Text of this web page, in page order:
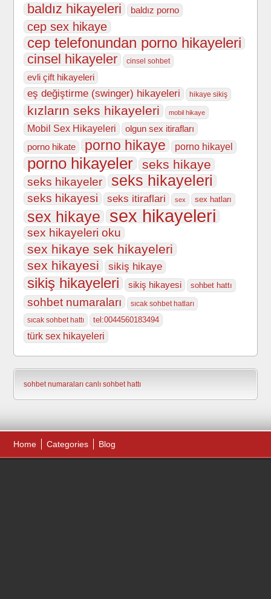
baldız hikayeleri baldız porno
cep sex hikaye
cep telefonundan porno hikayeleri
cinsel hikayeler cinsel sohbet
evli çift hikayeleri
eş değiştirme (swinger) hikayeleri hikaye sikiş
kızların seks hikayeleri mobil hikaye
Mobil Sex Hikayeleri
olgun sex itirafları
porno hikate
porno hikaye porno hikayel
porno hikayeler seks hikaye
seks hikayeler seks hikayeleri
seks hikayesi seks itiraflari sex sex hatları
sex hikaye sex hikayeleri
sex hikayeleri oku
sex hikaye sek hikayeleri
sex hikayesi
sikiş hikaye
sikiş hikayeleri sikiş hikayesi sohbet hattı
sohbet numaraları
sıcak sohbet hatları
sıcak sohbet hattı
tel:0044560183494
türk sex hikayeleri
sohbet numaraları canlı sohbet hattı
Home Categories Blog